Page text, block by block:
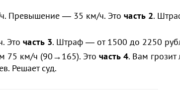
Превышение — 35 км/ч. Это часть 2.
Это часть 3. Штраф — от 1500 до 2250
75 км/ч (90→165). Это часть 4. Вам грозит
Решает суд.